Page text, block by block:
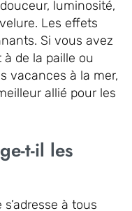
luminosité,
Les effets
Si vous avez
de la paille ou
vacances à la mer,
allié pour les
t-il les
à tous